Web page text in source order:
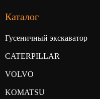
Каталог
Гусеничный экскаватор
CATERPILLAR
VOLVO
KOMATSU